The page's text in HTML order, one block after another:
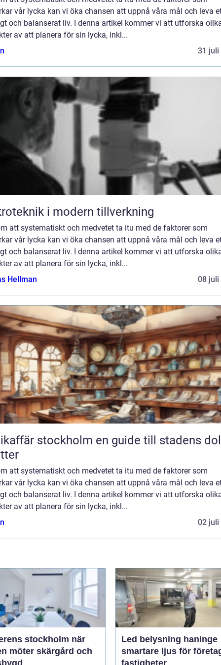
vår lycka kan vi öka chansen att uppnå våra mål och leva
och balanserat liv. I denna artikel kommer vi att utforska
av att planera för sin lycka, inkl...
31 juli
i modern tillverkning
att systematiskt och medvetet ta itu med de faktorer som
vår lycka kan vi öka chansen att uppnå våra mål och leva
och balanserat liv. I denna artikel kommer vi att utforska
av att planera för sin lycka, inkl...
Hellman
08 juli
stockholm en guide till stadens dolda
att systematiskt och medvetet ta itu med de faktorer som
vår lycka kan vi öka chansen att uppnå våra mål och leva
och balanserat liv. I denna artikel kommer vi att utforska
av att planera för sin lycka, inkl...
02 juli
stockholm när
möter skärgård och
Led belysning haninge
smartare ljus för
fastigheter